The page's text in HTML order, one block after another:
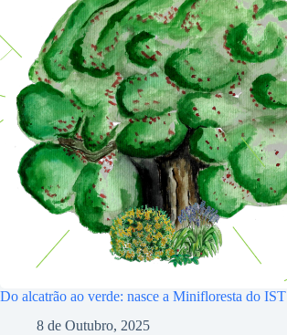
Do alcatrão ao verde: nasce a Minifloresta do IST
8 de Outubro, 2025